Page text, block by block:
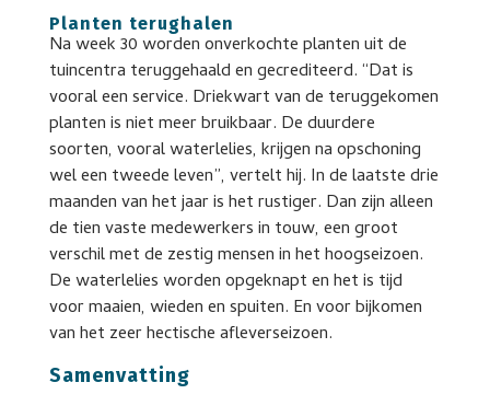
Planten terughalen
Na week 30 worden onverkochte planten uit de
tuincentra teruggehaald en gecrediteerd. “Dat is
vooral een service. Driekwart van de teruggekomen
planten is niet meer bruikbaar. De duurdere
soorten, vooral waterlelies, krijgen na opschoning
wel een tweede leven”, vertelt hij. In de laatste drie
maanden van het jaar is het rustiger. Dan zijn alleen
de tien vaste medewerkers in touw, een groot
verschil met de zestig mensen in het hoogseizoen.
De waterlelies worden opgeknapt en het is tijd
voor maaien, wieden en spuiten. En voor bijkomen
van het zeer hectische afleverseizoen.
Samenvatting